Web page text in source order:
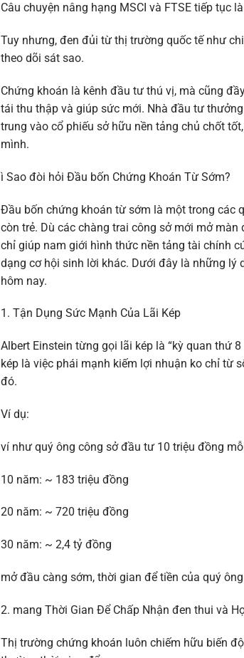
Câu chuyện nâng hạng MSCI và FTSE tiếp tục
Tuy nhưng, đen đủi từ thị trường quốc tế như
theo dõi sát sao.
Chứng khoán là kênh đầu tư thú vị, mà cũng
tái thu thập và giúp sức mới. Nhà đầu tư
trung vào cổ phiếu sở hữu nền tảng chủ chốt
mình.
ì Sao đòi hỏi Đầu bốn Chứng Khoán Từ Sớm?
Đầu bốn chứng khoán từ sớm là một trong các
còn trẻ. Dù các chàng trai công sở mới mở
chỉ giúp nam giới hình thức nền tảng tài chính
dạng cơ hội sinh lời khác. Dưới đây là những
hôm nay.
1. Tận Dụng Sức Mạnh Của Lãi Kép
Albert Einstein từng gọi lãi kép là “kỳ quan thứ
kép là việc phái mạnh kiếm lợi nhuận ko chỉ từ
đó.
Ví dụ:
ví như quý ông công sở đầu tư 10 triệu đồng
10 năm: ~ 183 triệu đồng
20 năm: ~ 720 triệu đồng
30 năm: ~ 2,4 tỷ đồng
mở đầu càng sớm, thời gian để tiền của quý
2. mang Thời Gian Để Chấp Nhận đen thui và
Thị trường chứng khoán luôn chiếm hữu biến